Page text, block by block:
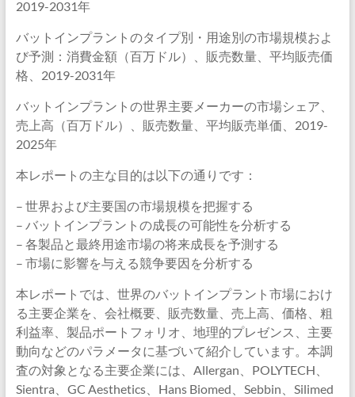
2019-2031年
バットインプラントのタイプ別・用途別の市場規模およ
び予測：消費金額（百万ドル）、販売数量、平均販売価
格、2019-2031年
バットインプラントの世界主要メーカーの市場シェア、
売上高（百万ドル）、販売数量、平均販売単価、2019-
2025年
本レポートの主な目的は以下の通りです：
– 世界および主要国の市場規模を把握する
– バットインプラントの成長の可能性を分析する
– 各製品と最終用途市場の将来成長を予測する
– 市場に影響を与える競争要因を分析する
本レポートでは、世界のバットインプラント市場におけ
る主要企業を、会社概要、販売数量、売上高、価格、粗
利益率、製品ポートフォリオ、地理的プレゼンス、主要
動向などのパラメータに基づいて紹介しています。本調
査の対象となる主要企業には、Allergan、POLYTECH、
Sientra、GC Aesthetics、Hans Biomed、Sebbin、Silimed